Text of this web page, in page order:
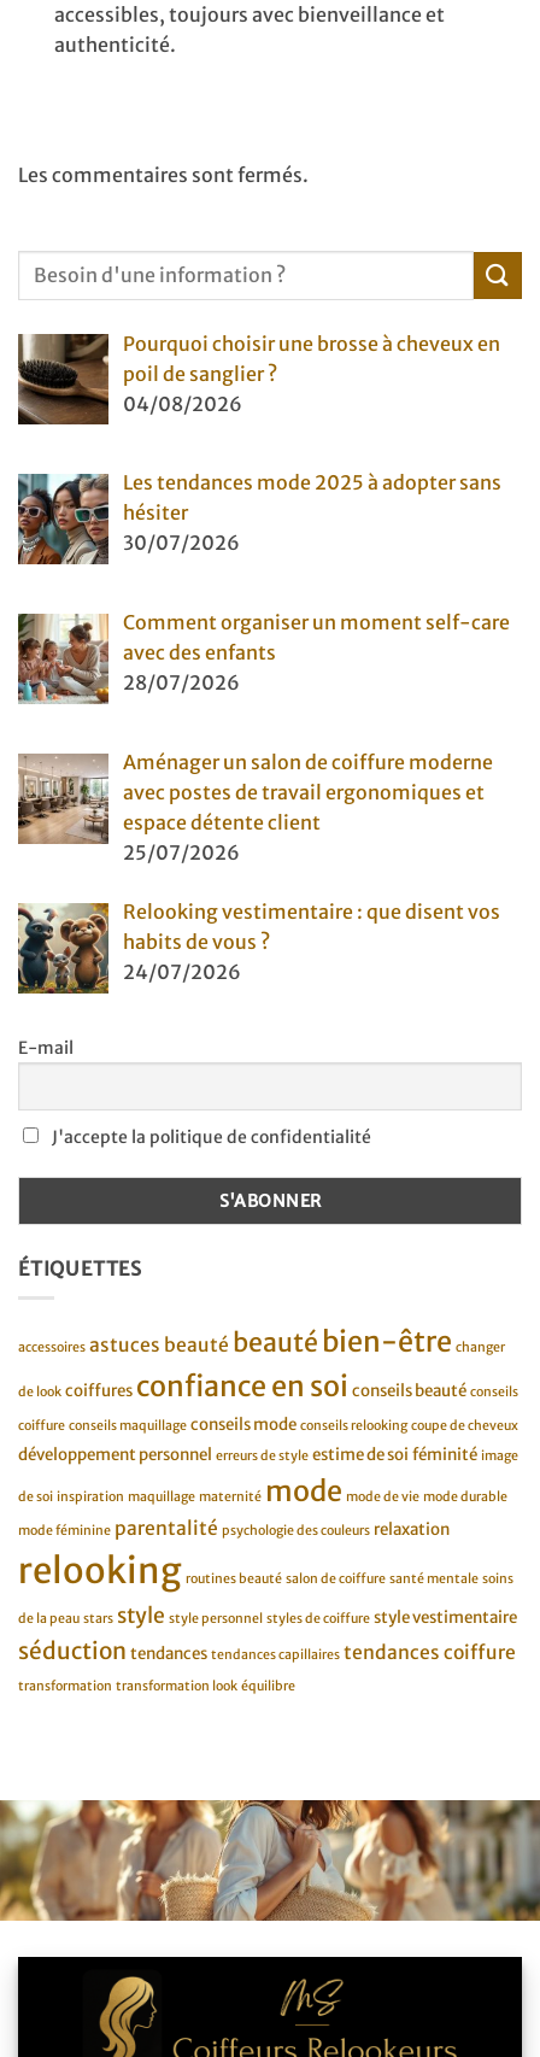
accessibles, toujours avec bienveillance et
authenticité.
Les commentaires sont fermés.
Pourquoi choisir une brosse à cheveux en
poil de sanglier ?
04/08/2026
Les tendances mode 2025 à adopter sans
hésiter
30/07/2026
Comment organiser un moment self-care
avec des enfants
28/07/2026
Aménager un salon de coiffure moderne
avec postes de travail ergonomiques et
espace détente client
25/07/2026
Relooking vestimentaire : que disent vos
habits de vous ?
24/07/2026
E-mail
J'accepte la politique de confidentialité
ÉTIQUETTES
accessoires astuces beauté beauté bien-être changer
de look coiffures confiance en soi conseils beauté conseils
coiffure conseils maquillage conseils mode conseils relooking coupe de cheveux
développement personnel erreurs de style estime de soi féminité image
de soi inspiration maquillage maternité mode mode de vie mode durable
mode féminine parentalité psychologie des couleurs relaxation
relooking routines beauté salon de coiffure santé mentale soins
de la peau stars style style personnel styles de coiffure style vestimentaire
séduction tendances tendances capillaires tendances coiffure
transformation transformation look équilibre